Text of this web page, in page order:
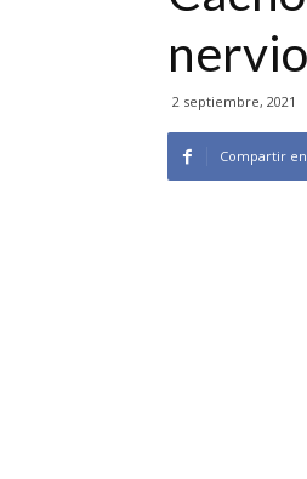
2 septiembre, 2021
Compartir